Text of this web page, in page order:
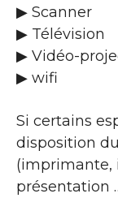
▶ Scanner
▶ Télévision
▶ Vidéo-
▶ wifi
Si certains
disposition
(imprimante,
présentation